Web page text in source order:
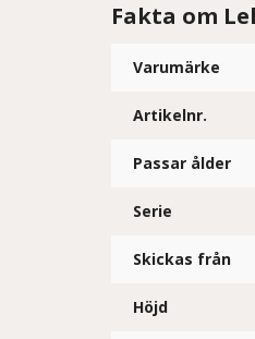
Fakta om
Varumärke
Artikelnr.
Passar ålder
Serie
Skickas från
Höjd